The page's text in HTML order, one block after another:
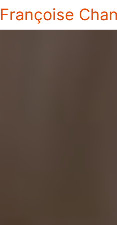
Françoise